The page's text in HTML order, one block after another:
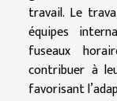
travail. Le
équipes
fuseaux
contribuer à
favorisant